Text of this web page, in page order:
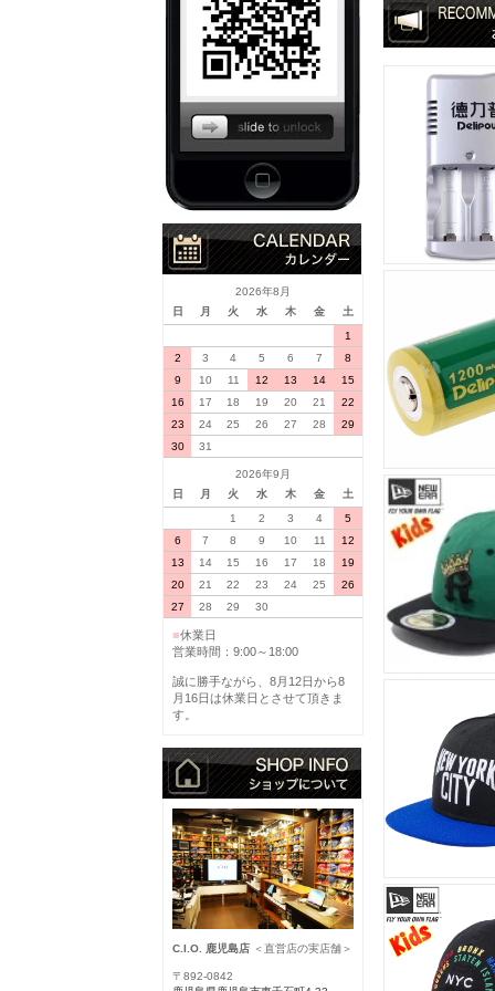
2026年8月
日
月 火 水 木 金
土
1
2
3 4 5 6 7
8
9
10 11 12 13 14
15
16
17 18 19 20 21
22
23
24 25 26 27 28
29
30
31
2026年9月
日
月 火 水 木 金
土
1
2 3 4
5
6
7 8 9 10 11
12
13
14 15 16 17 18
19
20
21 22 23 24 25
26
27
28 29 30
■休業日
営業時間：9:00～18:00
誠に勝手ながら、8月12日から8
月16日は休業日とさせて頂きま
す。
C.I.O. 鹿児島店 ＜直営店の実店舗＞
〒892-0842